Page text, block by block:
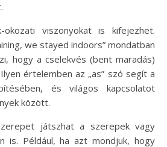
viszonyokat is kifejezhet.
we stayed indoors” mondatban
hogy a cselekvés (bent maradás)
értelemben az „as” szó segít a
és világos kapcsolatot
között.
játszhat a szerepek vagy
is. Például, ha azt mondjuk, hogy